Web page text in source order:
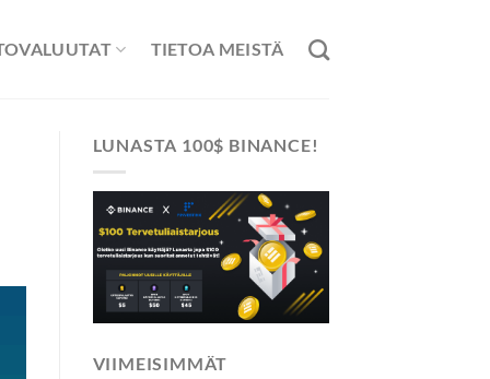
TIETOA MEISTÄ
LUNASTA 100$ BINANCE!
VIIMEISIMMÄT